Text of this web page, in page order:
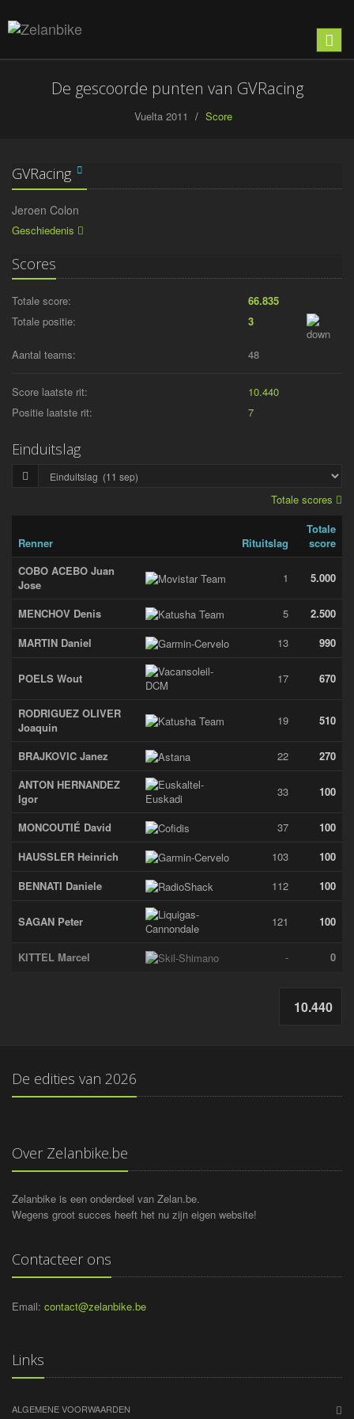
Toon
De gescoorde punten van GVRacing
Vuelta 2011 Score
GVRacing
Jeroen Colon
Geschiedenis
Scores
Totale score:
66.835
Totale positie:
3
Aantal teams: 48
Score laatste rit:
10.440
Positie laatste rit:
7
Einduitslag
Totale scores
Renner Rituitslag
Totale
score
COBO ACEBO Juan
Jose
1 5.000
MENCHOV Denis 5
2.500
MARTIN Daniel
13 990
POELS Wout 17 670
RODRIGUEZ OLIVER
Joaquin
19 510
BRAJKOVIC Janez 22
270
ANTON HERNANDEZ
Igor
33 100
MONCOUTIÉ David 37
100
HAUSSLER Heinrich
103
100
BENNATI Daniele
112 100
SAGAN Peter 121 100
KITTEL Marcel - 0
10.440
De edities van 2026
Over Zelanbike.be
Zelanbike is een onderdeel van Zelan.be.
Wegens groot succes heeft het nu zijn eigen website!
Contacteer ons
Email: contact@zelanbike.be
Links
ALGEMENE VOORWAARDEN